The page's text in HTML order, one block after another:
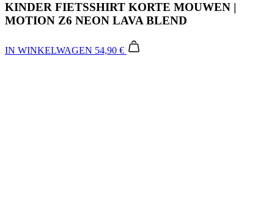
KINDER FIETSSHIRT KORTE MOUWEN |
MOTION Z6 NEON LAVA BLEND
IN WINKELWAGEN 54,90 €